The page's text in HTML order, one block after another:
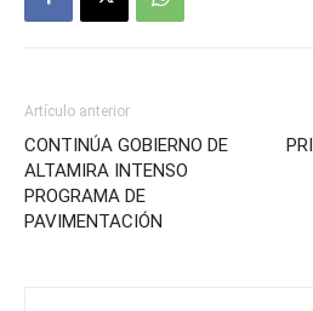
Artículo anterior
CONTINÚA GOBIERNO DE
ALTAMIRA INTENSO
PROGRAMA DE
PAVIMENTACIÓN